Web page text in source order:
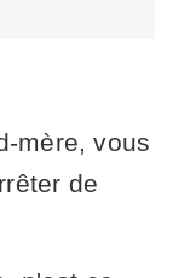
mère, vous
de